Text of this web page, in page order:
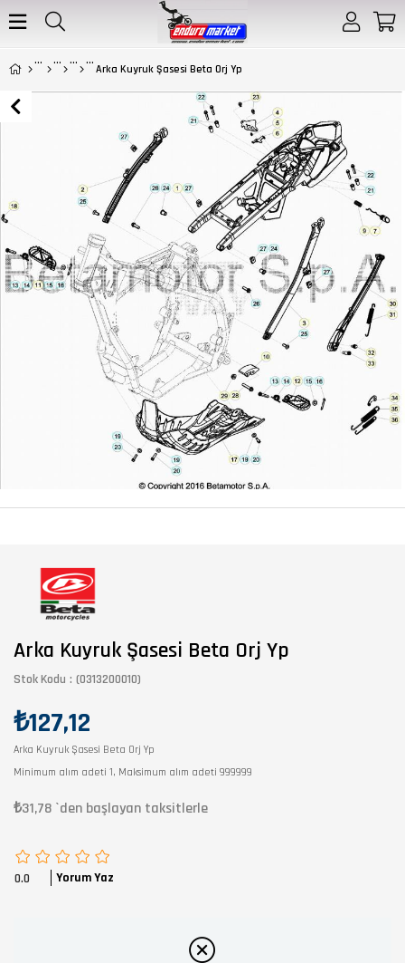
Arka Kuyruk Şasesi Beta Orj Yp
Arka Kuyruk Şasesi Beta Orj Yp
Stok Kodu (0313200010)
₺127,12
Arka Kuyruk Şasesi Beta Orj Yp
Minimum alım adeti 1, Maksimum alım adeti 999999
₺31,78 `den başlayan taksitlerle
0.0 Yorum Yaz